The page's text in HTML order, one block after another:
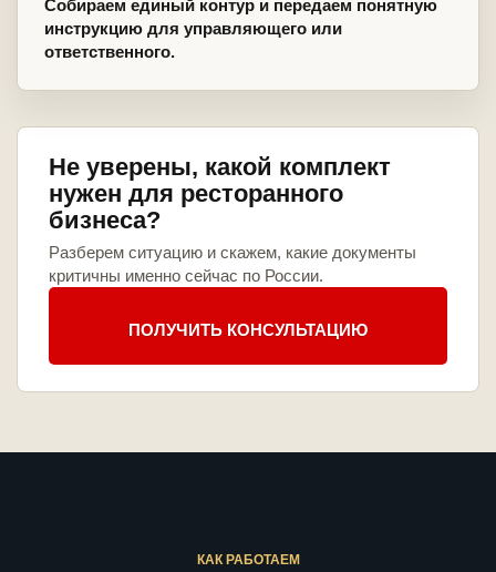
Собираем единый контур и передаем понятную
инструкцию для управляющего или
ответственного.
Не уверены, какой комплект
нужен для ресторанного
бизнеса?
Разберем ситуацию и скажем, какие документы
критичны именно сейчас по России.
ПОЛУЧИТЬ КОНСУЛЬТАЦИЮ
КАК РАБОТАЕМ